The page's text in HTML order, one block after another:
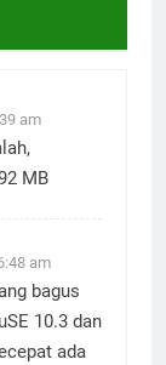
am
MB
am
bagus
10.3 dan
ada